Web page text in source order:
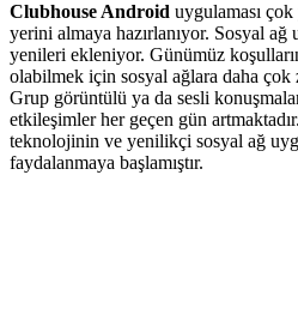
Clubhouse Android uygulaması
yerini almaya hazırlanıyor. Sosyal ağ
yenileri ekleniyor. Günümüz
olabilmek için sosyal ağlara daha çok
Grup görüntülü ya da sesli
etkileşimler her geçen gün
teknolojinin ve yenilikçi sosyal ağ
faydalanmaya başlamıştır.